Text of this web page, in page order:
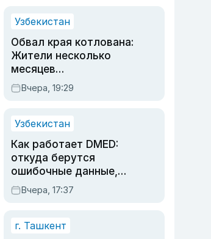
Узбекистан
Обвал края котлована:
Жители несколько
месяцев
предупреждали об
опасности, но стройка
Вчера, 19:29
Узбекистан
Как работает DMED:
откуда берутся
ошибочные данные,
дубли аккаунтов и
очереди по онлайн-
Вчера, 17:37
г. Ташкент